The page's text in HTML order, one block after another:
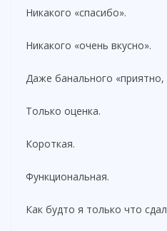
Никакого «спасибо».
Никакого «очень вкусно».
Даже банального «приятно,
Только оценка.
Короткая.
Функциональная.
Как будто я только что